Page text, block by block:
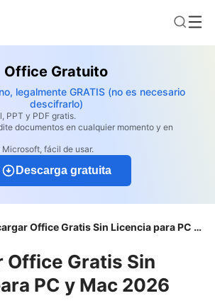
Office Gratuito
legalmente GRATIS (no es necesario
descifrarlo)
PPT y PDF gratis.
documentos en cualquier momento y en
fácil de usar.
Descarga gratuita
Descargar Office Gratis Sin Licencia para PC y Mac 2026
Office Gratis Sin
PC y Mac 2026